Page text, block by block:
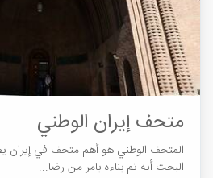
متحف إيران الوطني
المتحف الوطني هو أهم متحف في إيران
البحث أنه تم بناءه بامر من رضا...